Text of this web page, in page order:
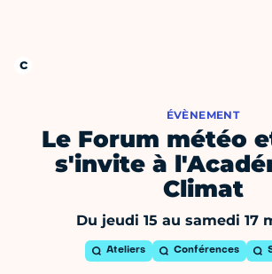
ÉVÈNEMENT
Le Forum météo
s'invite à
Climat
Du jeudi 15 au samedi 17
Ateliers Conférences